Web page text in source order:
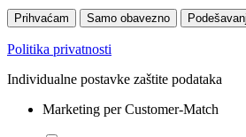
Prihvaćam Samo obavezno
Politika privatnosti
Individualne postavke zaštite podataka
Marketing per Customer-Match